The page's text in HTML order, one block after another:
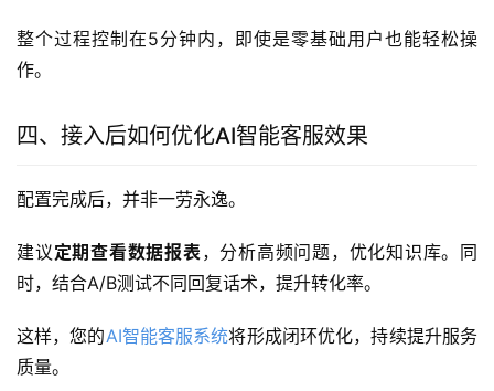
整个过程控制在5分钟内，即使是零基础用户也能轻松操
作。
四、接入后如何优化AI智能客服效果
配置完成后，并非一劳永逸。
建议定期查看数据报表 ，分析高频问题，优化知识库。同
时，结合A/B测试不同回复话术，提升转化率。
这样，您的AI智能客服系统将形成闭环优化，持续提升服务
质量。